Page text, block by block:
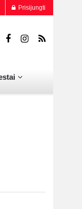
Prisijungti